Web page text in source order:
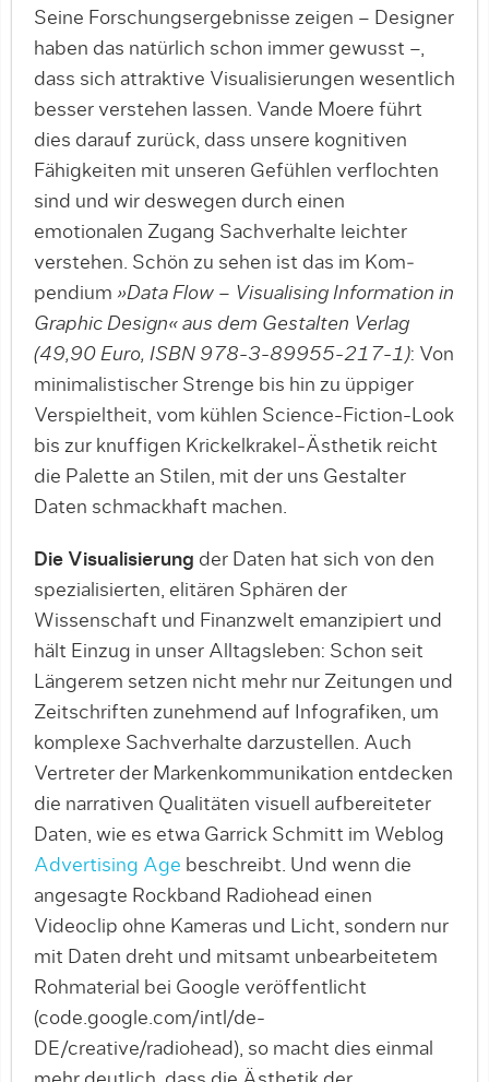
Seine Forschungsergebnisse zeigen – Designer
haben das natürlich schon immer gewusst –,
dass sich attraktive Visualisierungen wesentlich
besser verstehen lassen. Vande Moere führt
dies darauf zurück, dass unsere kog­ni­tiven
Fähigkeiten mit unseren Gefühlen verflochten
sind und wir des­wegen durch einen
emotionalen Zugang Sach­verhalte leichter
verstehen. Schön zu sehen ist das im Kom­
pendium »Data Flow – Visualising Information in
Graphic Design« aus dem Gestalten Verlag
(49,90 Euro, ISBN 978-3-89955-217-1): Von
minimalis­ti­scher Strenge bis hin zu üppiger
Verspieltheit, vom kühlen Science-Fic­tion-Look
bis zur knuffigen Krickelkrakel-Ästhetik reicht
die Palette an Stilen, mit der uns Gestalter
Daten schmackhaft machen.
Die Visualisierung der Daten hat sich von den
spezialisierten, elitären Sphä­ren der
Wissenschaft und Finanzwelt emanzipiert und
hält Einzug in unser Alltagsleben: Schon seit
Längerem setzen nicht mehr nur Zeitungen und
Zeitschriften zunehmend auf Infogra­fiken, um
komplexe Sach­verhal­te dar­zustellen. Auch
Vertreter der Mar­­ken­kommunikation entdecken
die nar­ra­tiven Qualitäten visuell aufbereiteter
Daten, wie es etwa Garrick Schmitt im Weblog
Adver­tising Age beschreibt. Und wenn die
angesagte Rockband Radiohead einen
Videoclip ohne Kameras und Licht, sondern nur
mit Daten dreht und mitsamt unbearbeitetem
Rohmaterial bei Google veröffentlicht
(code.google.com/intl/de-
DE/creative/radiohead), so macht dies einmal